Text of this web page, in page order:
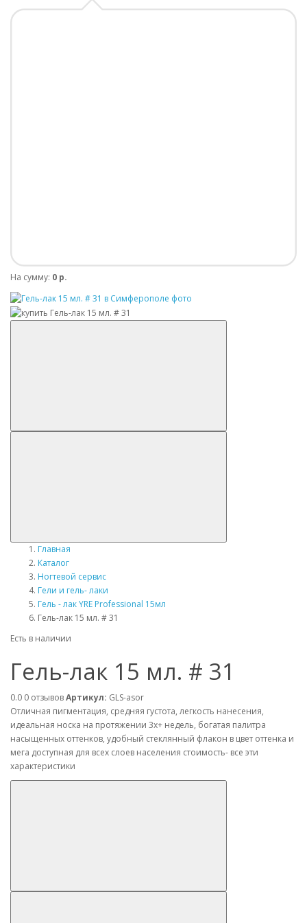
На сумму: 0 р.
Главная
Каталог
Ногтевой сервис
Гели и гель- лаки
Гель - лак YRE Professional 15мл
Гель-лак 15 мл. # 31
Есть в наличии
Гель-лак 15 мл. # 31
0.0 0 отзывовАртикул: GLS-asor
Отличная пигментация, средняя густота, легкость нанесения,
идеальная носка на протяжении 3х+ недель, богатая палитра
насыщенных оттенков, удобный стеклянный флакон в цвет оттенка и
мега доступная для всех слоев населения стоимость- все эти
характеристики